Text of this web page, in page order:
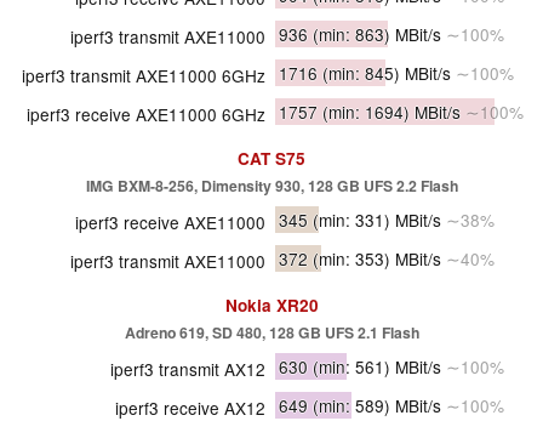
iperf3 transmit AXE11000 936 (min: 863) MBit/s ∼100%
iperf3 transmit AXE11000 6GHz
1716 (min: 845) MBit/s ∼100%
iperf3 receive AXE11000 6GHz
1757 (min: 1694) MBit/s ∼100%
CAT S75
IMG BXM-8-256, Dimensity 930, 128 GB UFS 2.2 Flash
iperf3 receive AXE11000 345 (min: 331) MBit/s ∼38%
iperf3 transmit AXE11000 372 (min: 353) MBit/s ∼40%
Nokia XR20
Adreno 619, SD 480, 128 GB UFS 2.1 Flash
iperf3 transmit AX12 630 (min: 561) MBit/s ∼100%
iperf3 receive AX12 649 (min: 589) MBit/s ∼100%